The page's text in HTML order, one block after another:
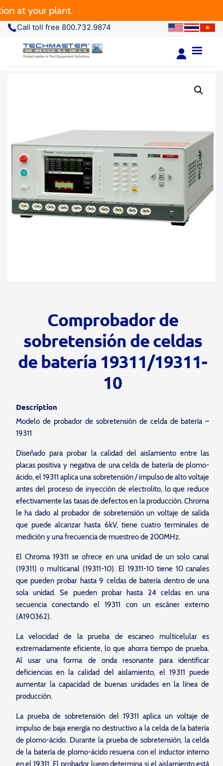
your plant.
Call toll free 800.732.9874
Comprobador de
sobretensión de celdas
de batería 19311/19311-
10
Description
Modelo de probador de sobretensión de celda de batería –
19311
Diseñado para probar la calidad del aislamiento entre las
placas positiva y negativa de una celda de batería de plomo-
ácido, el 19311 aplica una sobretensión / impulso de alto voltaje
antes del proceso de inyección de electrolito, lo que reduce
efectivamente las tasas de defectos en la producción. Chroma
le ha dado al probador de sobretensión un voltaje de salida
que puede alcanzar hasta 6kV, tiene cuatro terminales de
medición y una frecuencia de muestreo de 200MHz.
El Chroma 19311 se ofrece en una unidad de un solo canal
(19311) o multicanal (19311-10). El 19311-10 tiene 10 canales
que pueden probar hasta 9 celdas de batería dentro de una
sola unidad. Se pueden probar hasta 24 celdas en una
secuencia conectando el 19311 con un escáner externo
(A190362).
La velocidad de la prueba de escaneo multicelular es
extremadamente eficiente, lo que ahorra tiempo de prueba.
Al usar una forma de onda resonante para identificar
deficiencias en la calidad del aislamiento, el 19311 puede
aumentar la capacidad de buenas unidades en la línea de
producción.
La prueba de sobretensión del 19311 aplica un voltaje de
impulso de baja energía no destructivo a la celda de la batería
de plomo-ácido. Durante la prueba de sobretensión, la celda
de la batería de plomo-ácido resuena con el inductor interno
en el 19311. El probador luego determina si el aislamiento está